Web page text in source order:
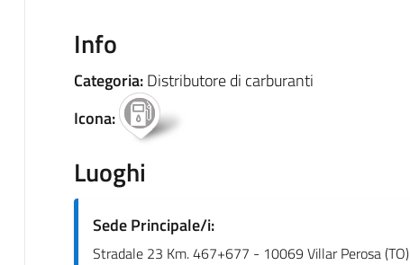
Info
Categoria:Distributore di carburanti
Icona:
Luoghi
Sede Principale/i:
Stradale 23 Km. 467+677 - 10069 Villar Perosa (TO)